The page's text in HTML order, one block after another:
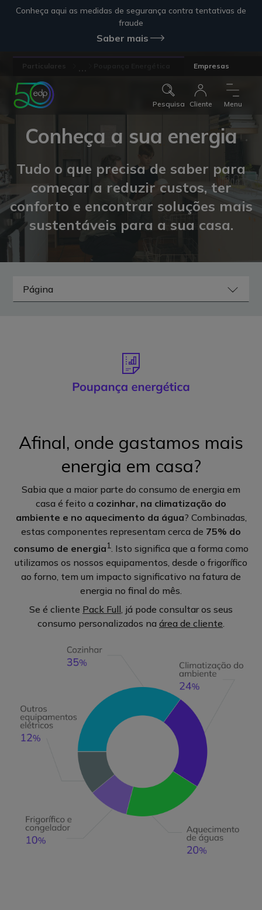
Conheça aqui as medidas de segurança contra tentativas de
fraude
Saber mais
Empresas
Pesquisa Cliente Menu
Conheça a sua energia
Tudo o que precisa de saber para
começar a reduzir custos, ter
conforto e encontrar soluções mais
sustentáveis para a sua casa.
Afinal, onde gastamos mais
energia em casa?
Sabia que a maior parte do consumo de energia em
casa é feito a cozinhar, na climatização do
ambiente e no aquecimento da água? Combinadas,
estas componentes representam cerca de 75% do
consumo de energia1. Isto significa que a forma como
utilizamos os nossos equipamentos, desde o frigorífico
ao forno, tem um impacto significativo na fatura de
energia no final do mês.
Se é cliente Pack Full, já pode consultar os seus
consumo personalizados na área de cliente.